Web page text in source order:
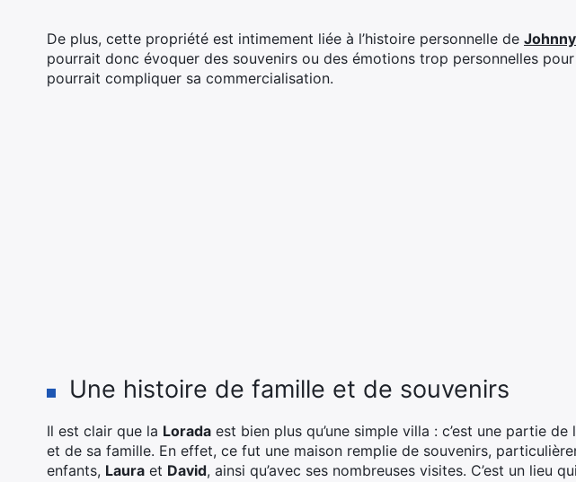
De plus, cette propriété est intimement liée à l’histoire personnelle de
pourrait donc évoquer des souvenirs ou des émotions trop personnelles
pourrait compliquer sa commercialisation.
Une histoire de famille et de souvenirs
Il est clair que la Lorada est bien plus qu’une simple villa : c’est une partie
et de sa famille. En effet, ce fut une maison remplie de souvenirs,
enfants, Laura et David, ainsi qu’avec ses nombreuses visites. C’est un lieu